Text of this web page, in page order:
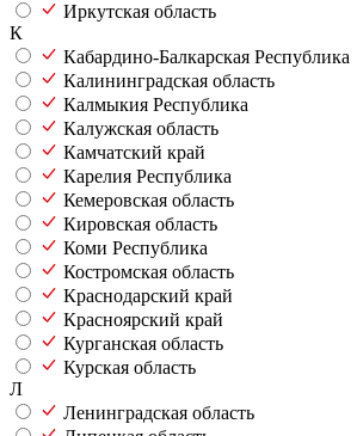
Иркутская область
К
Кабардино-Балкарская Республика
Калининградская область
Калмыкия Республика
Калужская область
Камчатский край
Карелия Республика
Кемеровская область
Кировская область
Коми Республика
Костромская область
Краснодарский край
Красноярский край
Курганская область
Курская область
Л
Ленинградская область